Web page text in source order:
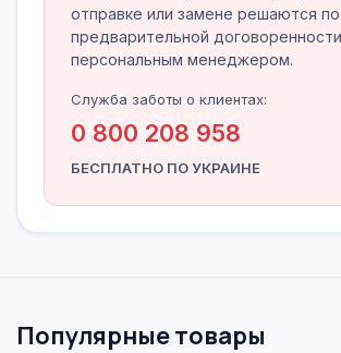
отправке или замене решаются по
предварительной
персональным менеджером.
Служба заботы о клиентах:
0 800 208 958
БЕСПЛАТНО ПО УКРАИНЕ
Популярные товары